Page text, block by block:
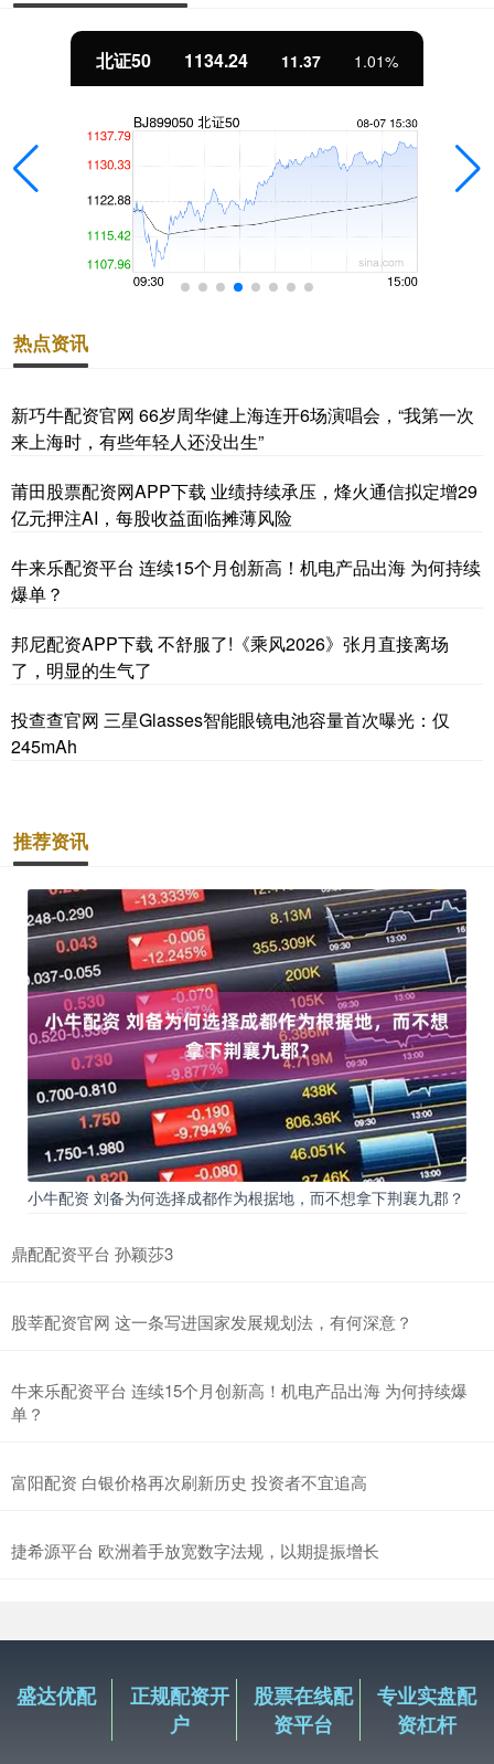
北证50 1134.24 11.37 1.01%
热点资讯
新巧牛配资官网 66岁周华健上海连开6场演唱会，“我第一次
来上海时，有些年轻人还没出生”
莆田股票配资网APP下载 业绩持续承压，烽火通信拟定增29
亿元押注AI，每股收益面临摊薄风险
牛来乐配资平台 连续15个月创新高！机电产品出海 为何持续
爆单？
邦尼配资APP下载 不舒服了!《乘风2026》张月直接离场
了，明显的生气了
投查查官网 三星Glasses智能眼镜电池容量首次曝光：仅
245mAh
推荐资讯
小牛配资 刘备为何选择成都作为根据地，而不想拿下荆襄九郡？
鼎配配资平台 孙颖莎3
股莘配资官网 这一条写进国家发展规划法，有何深意？
牛来乐配资平台 连续15个月创新高！机电产品出海 为何持续爆
单？
富阳配资 白银价格再次刷新历史 投资者不宜追高
捷希源平台 欧洲着手放宽数字法规，以期提振增长
盛达优配
正规配资开
户
股票在线配
资平台
专业实盘配
资杠杆